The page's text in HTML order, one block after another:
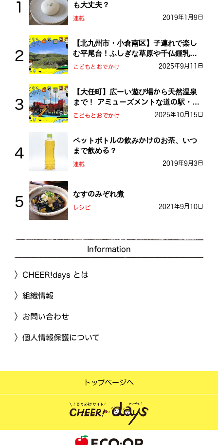
も大丈夫？
連載 2019年1月9日
【北九州市・小倉南区】子連れで楽し
む平尾台！ふしぎな草原や千仏鍾乳洞
を探検しよう！
こどもとおでかけ 2025年9月11日
【大任町】広ーい遊び場から天然温泉
まで！ アミューズメントな道の駅・お
おとう桜街道
こどもとおでかけ 2025年10月15日
ペットボトルの飲みかけのお茶、いつ
まで飲める？
連載 2019年9月3日
なすのみぞれ煮
レシピ 2021年9月10日
Information
CHEER!days とは
組織情報
お問い合わせ
個人情報保護について
トップページへ